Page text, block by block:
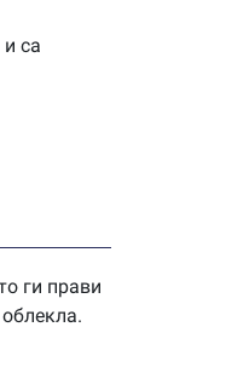
са
ги прави